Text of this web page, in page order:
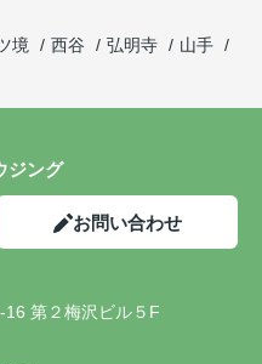
境 西谷 弘明寺
山手
ジング
お問い合わせ
第２梅沢ビル５F